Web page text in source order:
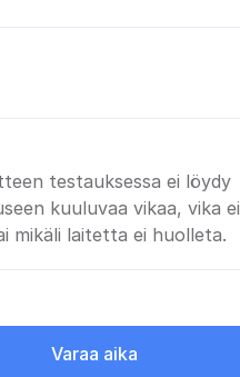
testauksessa ei löydy
kuuluvaa vikaa, vika ei
mikäli laitetta ei huolleta.
Varaa aika